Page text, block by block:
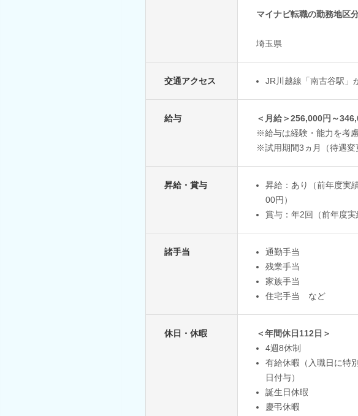
マイナビ転職の勤務地区
埼玉県
交通アクセス JR川越線「南古谷駅」
給与
＜月給＞256,000円～
※給与は経験・能力を考
※試用期間3ヵ月（待遇変
昇給・賞与
昇給：あり（前年度実
00円）
賞与：年2回（前年度実
諸手当
通勤手当
残業手当
家族手当
住宅手当 など
休日・休暇
＜年間休日112日＞
4週8休制
有給休暇（入職日に特
日付与）
誕生日休暇
慶弔休暇